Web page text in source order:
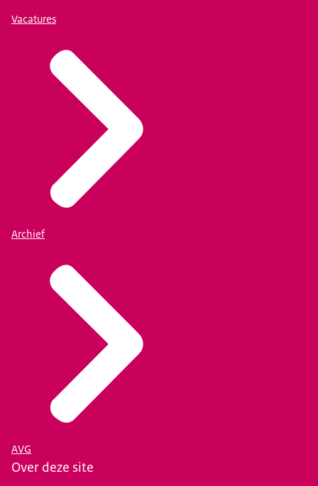
Vacatures
Archief
AVG
Over deze site